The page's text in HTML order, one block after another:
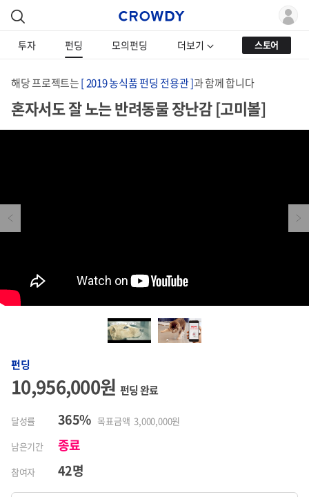
투자 펀딩 모의펀딩 더보기 스토어
해당 프로젝트는[ 2019 농식품 펀딩 전용관 ]과 함께 합니다
혼자서도 잘 노는 반려동물 장난감 [고미볼]
Previous Next
펀딩
10,956,000원 펀딩 완료
달성률 365% 목표금액 3,000,000원
남은기간
종료
참여자 42명